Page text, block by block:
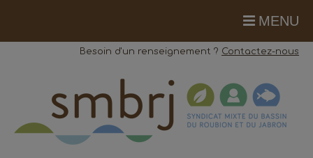
Besoin d'un renseignement ? Contactez-nous
MENU